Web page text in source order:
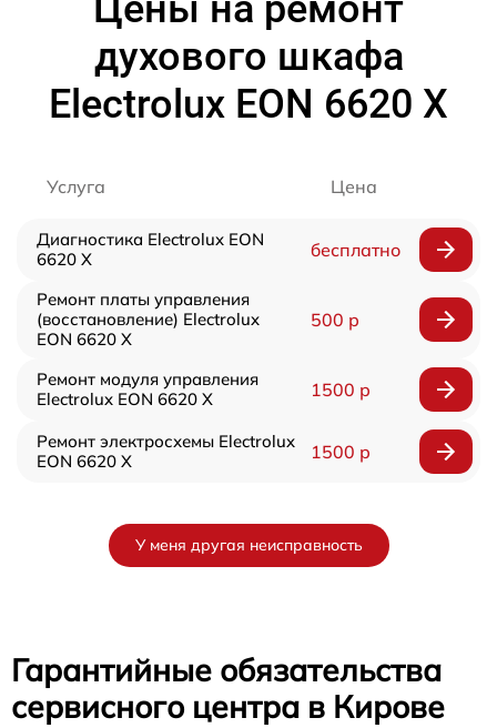
Цены на ремонт
духового шкафа
Electrolux EON 6620 X
Услуга Цена
Диагностика Electrolux EON
6620 X
бесплатно
Ремонт платы управления
(восстановление) Electrolux
EON 6620 X
500 р
Ремонт модуля управления
Electrolux EON 6620 X
1500 р
Ремонт электросхемы Electrolux
EON 6620 X
1500 р
У меня другая неисправность
Гарантийные обязательства
сервисного центра в Кирове